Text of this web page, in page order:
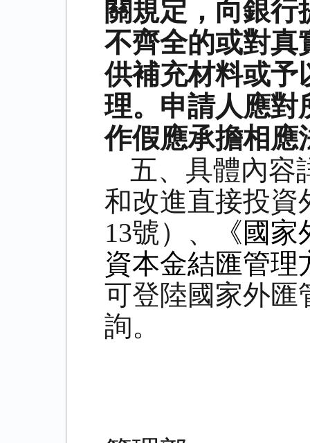
關規定，向銀
不齊全的或對真
供補充材料或予
理。申請人應對
作假應承擔相應
五、具體內容
和改進直接投資
13號）、
《國
資本金結匯管理
可登陸國家外匯
詢。